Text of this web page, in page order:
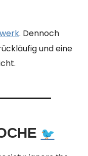
. Dennoch
und eine
🐦